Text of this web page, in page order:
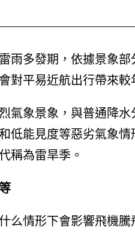
雨多發期，依據景象
對平易近航出行帶來較
氣象景象，與普通降水
低能見度等惡劣氣象
稱為雷旱季。
么情形下會影響飛機